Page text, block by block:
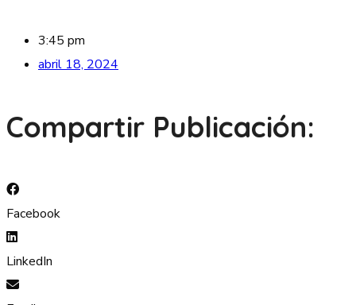
3:45 pm
abril 18, 2024
Compartir Publicación:
Facebook
LinkedIn